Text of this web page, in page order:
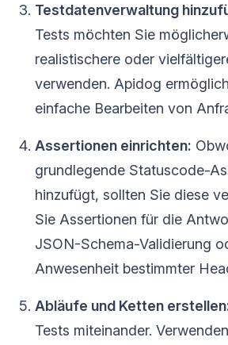
Testdatenverwaltung
Tests möchten Sie
realistischere oder
verwenden. Apidog
einfache Bearbeiten von
Assertionen einrichten:
grundlegende Statuscode-
hinzufügt, sollten Sie diese
Sie Assertionen für die
JSON-Schema-Validierung
Anwesenheit bestimmter
Abläufe und Ketten
Tests miteinander.